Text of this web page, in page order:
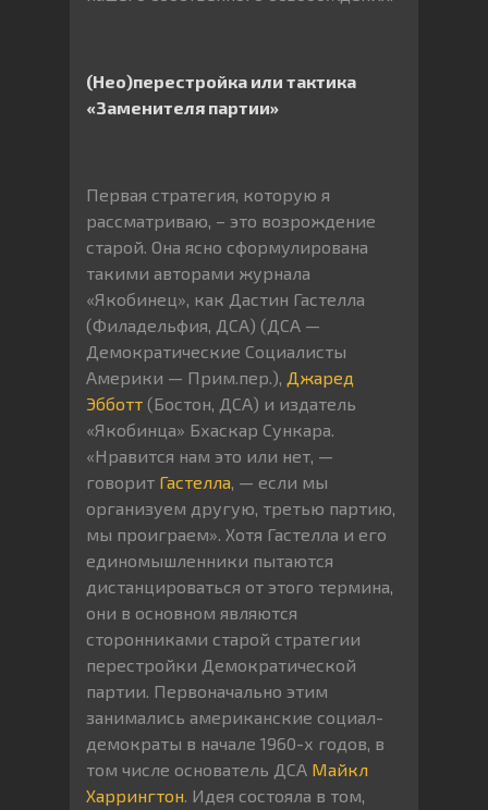
(Нео)перестройка или тактика
«Заменителя партии»
Первая стратегия, которую я
рассматриваю, – это возрождение
старой. Она ясно сформулирована
такими авторами журнала
«Якобинец», как Дастин Гастелла
(Филадельфия, ДСА) (ДСА —
Демократические Социалисты
Америки — Прим.пер.), Джаред
Эбботт (Бостон, ДСА) и издатель
«Якобинца» Бхаскар Сункара.
«Нравится нам это или нет, —
говорит Гастелла, — если мы
организуем другую, третью партию,
мы проиграем». Хотя Гастелла и его
единомышленники пытаются
дистанцироваться от этого термина,
они в основном являются
сторонниками старой стратегии
перестройки Демократической
партии. Первоначально этим
занимались американские социал-
демократы в начале 1960-х годов, в
том числе основатель ДСА Майкл
Харрингтон. Идея состояла в том,